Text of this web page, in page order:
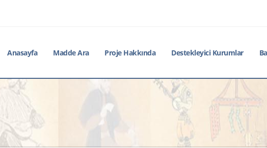
Anasayfa Madde Ara Proje Hakkında Destekleyici Kurumlar